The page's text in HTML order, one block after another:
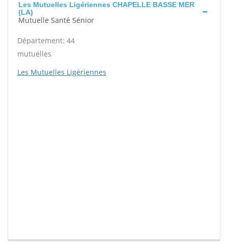
Les Mutuelles Ligériennes CHAPELLE BASSE MER
(LA)
Mutuelle Santé Sénior
Département: 44
mutuelles
Les Mutuelles Ligériennes